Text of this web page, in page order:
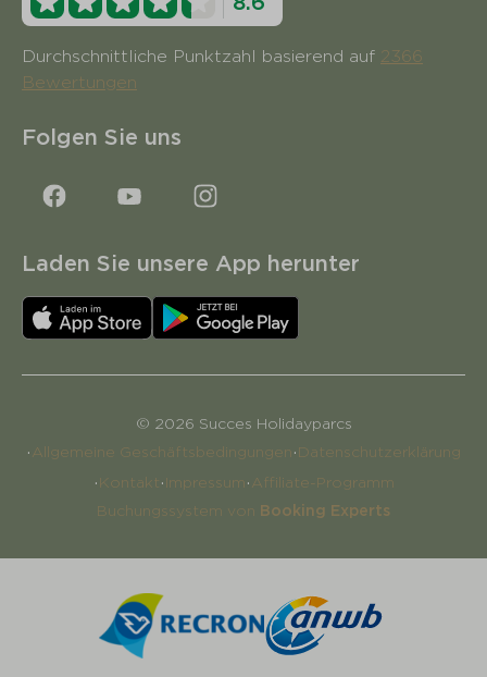
Durchschnittliche Punktzahl basierend auf 2366
Bewertungen
Folgen Sie uns
Laden Sie unsere App herunter
© 2026 Succes Holidayparcs
· Allgemeine Geschäftsbedingungen·Datenschutzerklärung
·Kontakt ·Impressum· Affiliate-Programm
Buchungssystem von Booking Experts